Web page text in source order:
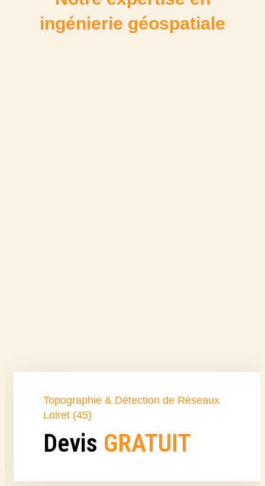
ingénierie géospatiale
Topographie & Détection de Réseaux
Loiret (45)
Devis GRATUIT